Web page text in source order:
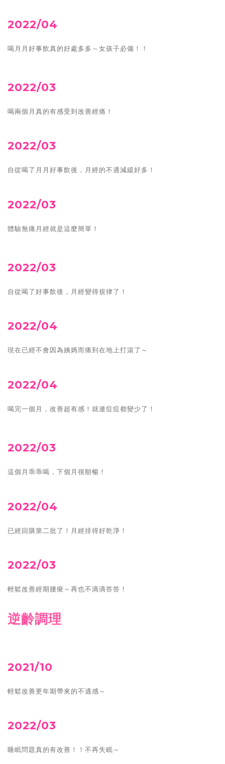
2022/04
喝月月好事飲真的好處多多～女孩子必備！！
2022/03
喝兩個月真的有感受到改善經痛！
2022/03
自從喝了月月好事飲後，月經的不適減緩好多！
2022/03
體驗無痛月經就是這麼簡單！
2022/03
自從喝了好事飲後，月經變得規律了！
2022/04
現在已經不會因為姨媽而痛到在地上打滾了～
2022/04
喝完一個月，改善超有感！就連痘痘都變少了！
2022/03
這個月乖乖喝，下個月很順暢！
2022/04
已經回購第二批了！月經排得好乾淨！
2022/03
輕鬆改善經期腰痠～再也不滴滴答答！
逆齡調理
2021/10
輕鬆改善更年期帶來的不適感～
2022/03
睡眠問題真的有改善！！不再失眠～